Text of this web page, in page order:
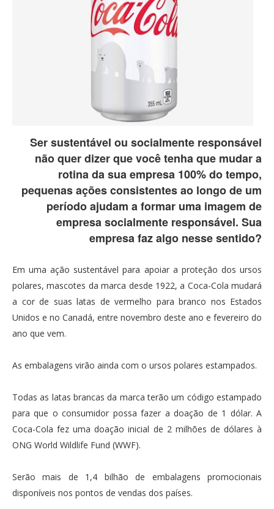
Ser sustentável ou socialmente responsável
não quer dizer que você tenha que mudar a
rotina da sua empresa 100% do tempo,
pequenas ações consistentes ao longo de um
período ajudam a formar uma imagem de
empresa socialmente responsável. Sua
empresa faz algo nesse sentido?
Em uma ação sustentável para apoiar a proteção dos ursos
polares, mascotes da marca desde 1922, a Coca-Cola mudará
a cor de suas latas de vermelho para branco nos Estados
Unidos e no Canadá, entre novembro deste ano e fevereiro do
ano que vem.
As embalagens virão ainda com o ursos polares estampados.
Todas as latas brancas da marca terão um código estampado
para que o consumidor possa fazer a doação de 1 dólar. A
Coca-Cola fez uma doação inicial de 2 milhões de dólares à
ONG World Wildlife Fund (WWF).
Serão mais de 1,4 bilhão de embalagens promocionais
disponíveis nos pontos de vendas dos países.